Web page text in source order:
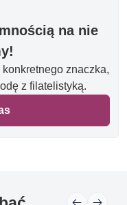
na nie
znaczka,
z filatelistyką.